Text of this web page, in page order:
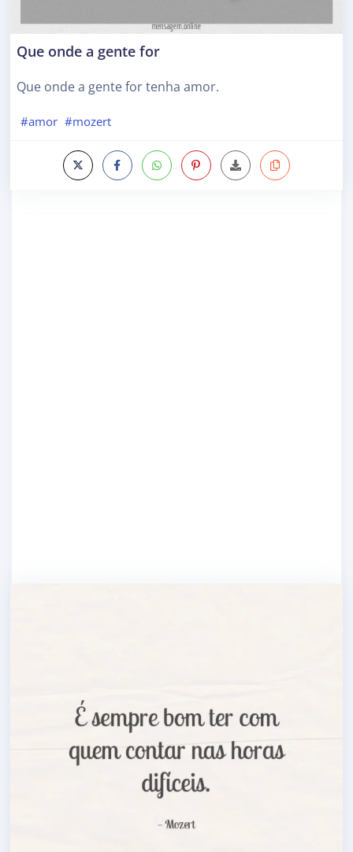
Que onde a gente for
Que onde a gente for tenha amor.
#amor #mozert